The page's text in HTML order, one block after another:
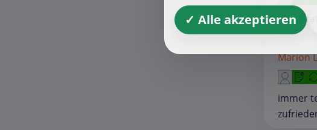
Marion
immer
✓ Alle akzeptieren